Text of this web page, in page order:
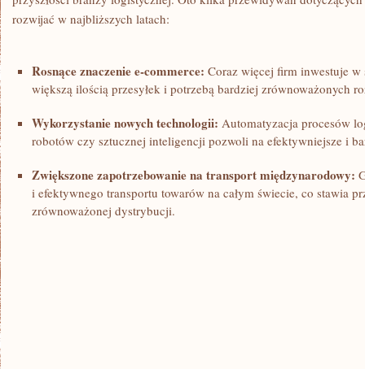
rozwijać w najbliższych latach:
Rosnące znaczenie e-commerce: Coraz więcej firm inwestuje
większą ilością przesyłek i potrzebą bardziej zrównoważonych
Wykorzystanie nowych ‍technologii: Automatyzacja procesów
robotów czy sztucznej inteligencji ⁤pozwoli na efektywniejsze ⁢i
Zwiększone zapotrzebowanie na transport międzynarodowy:
i efektywnego transportu towarów na całym świecie, co stawia
zrównoważonej dystrybucji.